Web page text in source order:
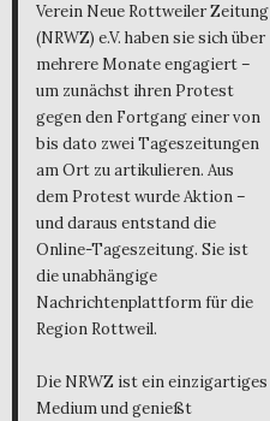
Verein Neue Rottweiler Zeitung
(NRWZ) e.V. haben sie sich über
mehrere Monate engagiert –
um zunächst ihren Protest
gegen den Fortgang einer von
bis dato zwei Tageszeitungen
am Ort zu artikulieren. Aus
dem Protest wurde Aktion –
und daraus entstand die
Online-Tageszeitung. Sie ist
die unabhängige
Nachrichtenplattform für die
Region Rottweil.
Die NRWZ ist ein einzigartiges
Medium und genießt